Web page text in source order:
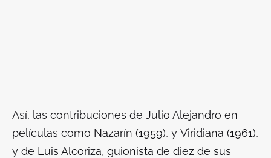
Así, las contribuciones de Julio Alejandro en
películas como Nazarín (1959), y Viridiana (1961),
y de Luis Alcoriza, guionista de diez de sus